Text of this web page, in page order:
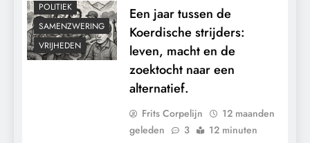
POLITIEK
SAMENZWERING
VRIJHEDEN
Een jaar tussen de
Koerdische strijders:
leven, macht en de
zoektocht naar een
alternatief.
Frits Corpelijn
12 maanden
geleden
3 12 minuten